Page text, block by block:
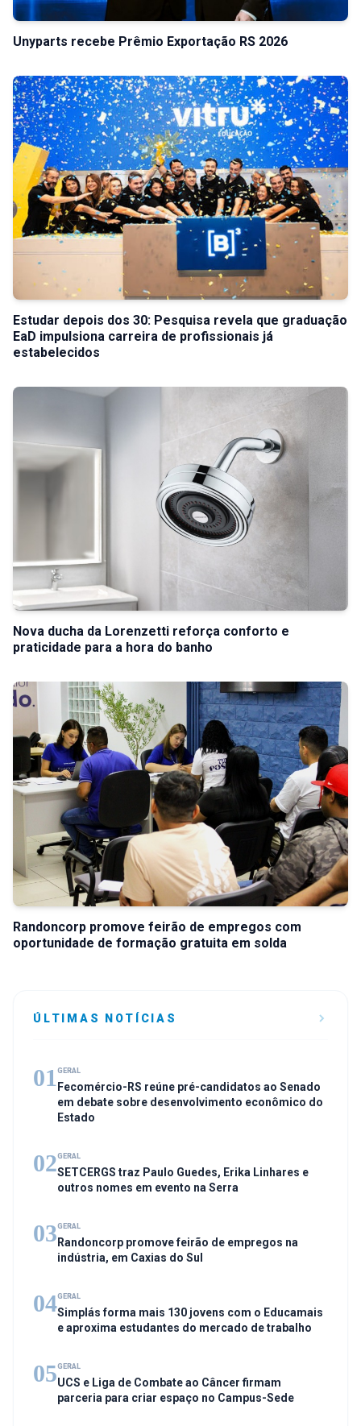
Unyparts recebe Prêmio Exportação RS 2026
Estudar depois dos 30: Pesquisa revela que graduação
EaD impulsiona carreira de profissionais já
estabelecidos
Nova ducha da Lorenzetti reforça conforto e
praticidade para a hora do banho
Randoncorp promove feirão de empregos com
oportunidade de formação gratuita em solda
ÚLTIMAS NOTÍCIAS
01 GERAL
Fecomércio-RS reúne pré-candidatos ao Senado
em debate sobre desenvolvimento econômico do
Estado
02GERAL
SETCERGS traz Paulo Guedes, Erika Linhares e
outros nomes em evento na Serra
03GERAL
Randoncorp promove feirão de empregos na
indústria, em Caxias do Sul
04GERAL
Simplás forma mais 130 jovens com o Educamais
e aproxima estudantes do mercado de trabalho
05GERAL
UCS e Liga de Combate ao Câncer firmam
parceria para criar espaço no Campus-Sede